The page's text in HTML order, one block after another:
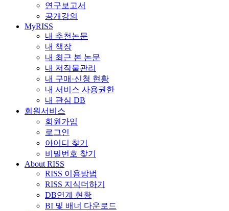
연구보고서
공개강의
MyRISS
내 추천논문
내 책장
내 최근 본 논문
내 저작물관리
내 구매·신청 현황
내 서비스 사용권한
내 관심 DB
회원서비스
회원가입
로그인
아이디 찾기
비밀번호 찾기
About RISS
RISS 이용방법
RISS 지식더하기
DB연계 현황
BI 및 배너 다운로드